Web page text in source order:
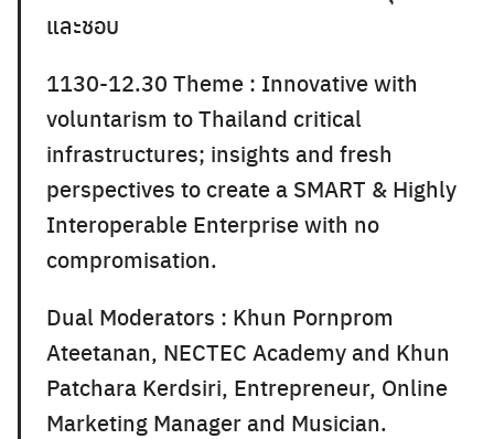
และชอบ
1130-12.30 Theme : Innovative with
voluntarism to Thailand critical
infrastructures; insights and fresh
perspectives to create a SMART & Highly
Interoperable Enterprise with no
compromisation.
Dual Moderators : Khun Pornprom
Ateetanan, NECTEC Academy and Khun
Patchara Kerdsiri, Entrepreneur, Online
Marketing Manager and Musician.